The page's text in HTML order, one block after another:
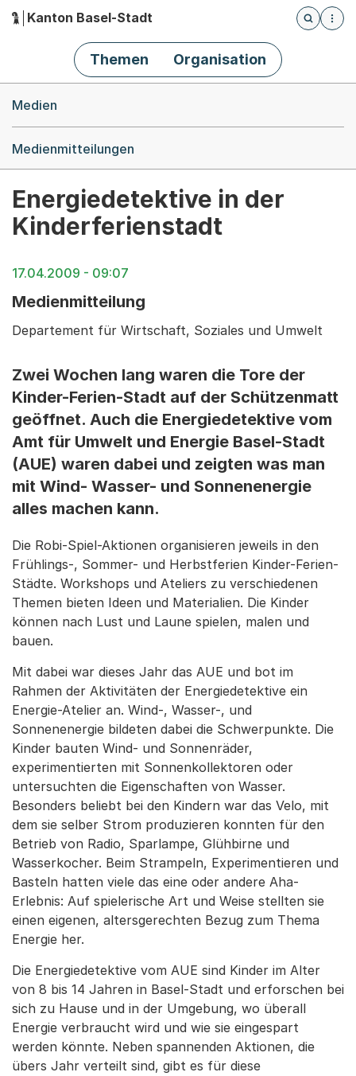
Hauptnavigation
Kanton Basel-Stadt
Öffnet
Themen Organisation
Medien
Medienmitteilungen
Energiedetektive in der
Kinderferienstadt
17.04.2009 - 09:07
Medienmitteilung
Departement für Wirtschaft, Soziales und Umwelt
Zwei Wochen lang waren die Tore der
Kinder-Ferien-Stadt auf der Schützenmatt
geöffnet. Auch die Energiedetektive vom
Amt für Umwelt und Energie Basel-Stadt
(AUE) waren dabei und zeigten was man
mit Wind- Wasser- und Sonnenenergie
alles machen kann.
Die Robi-Spiel-Aktionen organisieren jeweils in den
Frühlings-, Sommer- und Herbstferien Kinder-Ferien-
Städte. Workshops und Ateliers zu verschiedenen
Themen bieten Ideen und Materialien. Die Kinder
können nach Lust und Laune spielen, malen und
bauen.
Mit dabei war dieses Jahr das AUE und bot im
Rahmen der Aktivitäten der Energiedetektive ein
Energie-Atelier an. Wind-, Wasser-, und
Sonnenenergie bildeten dabei die Schwerpunkte. Die
Kinder bauten Wind- und Sonnenräder,
experimentierten mit Sonnenkollektoren oder
untersuchten die Eigenschaften von Wasser.
Besonders beliebt bei den Kindern war das Velo, mit
dem sie selber Strom produzieren konnten für den
Betrieb von Radio, Sparlampe, Glühbirne und
Wasserkocher. Beim Strampeln, Experimentieren und
Basteln hatten viele das eine oder andere Aha-
Erlebnis: Auf spielerische Art und Weise stellten sie
einen eigenen, altersgerechten Bezug zum Thema
Energie her.
Die Energiedetektive vom AUE sind Kinder im Alter
von 8 bis 14 Jahren in Basel-Stadt und erforschen bei
sich zu Hause und in der Umgebung, wo überall
Energie verbraucht wird und wie sie eingespart
werden könnte. Neben spannenden Aktionen, die
übers Jahr verteilt sind, gibt es für diese